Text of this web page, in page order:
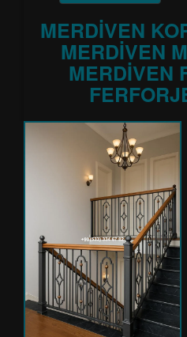
MERDİVEN
MERDİVEN
MERDİVEN